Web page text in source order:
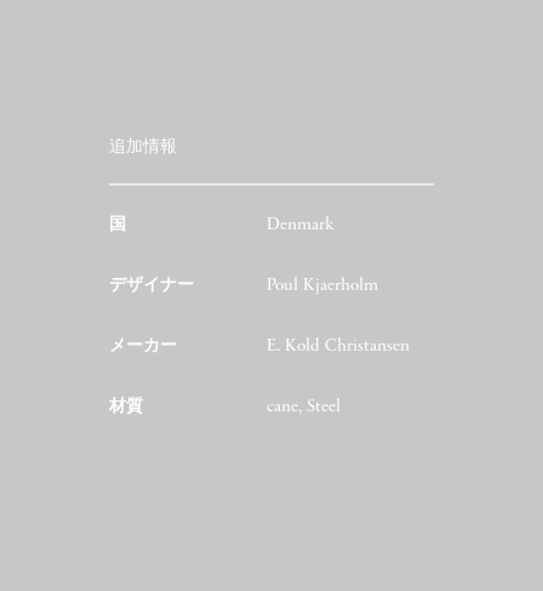
追加情報
国 Denmark
デザイナー Poul Kjaerholm
メーカー E. Kold Christansen
材質 cane, Steel